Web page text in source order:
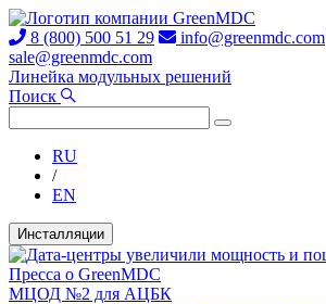
8 (800) 500 51 29
info@greenmdc.com
sale@greenmdc.com
Линейка модульных решений
Поиск
RU
/
EN
Инсталляции
МЦОД №2 для АЦБК